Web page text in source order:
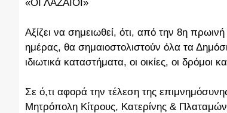
«ΟΙ ΛΑΖΑΙΟΙ»
Αξίζει να σημειωθεί, ότι, από την 8η
ημέρας, θα σημαιοστολιστούν όλα τα
ιδιωτικά καταστήματα, οι οικίες, οι δρόμοι
Σε ό,τι αφορά την τέλεση της
Μητρόπολη Κίτρους, Κατερίνης &